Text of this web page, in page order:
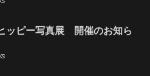
ッピー写真展 開催のお知ら